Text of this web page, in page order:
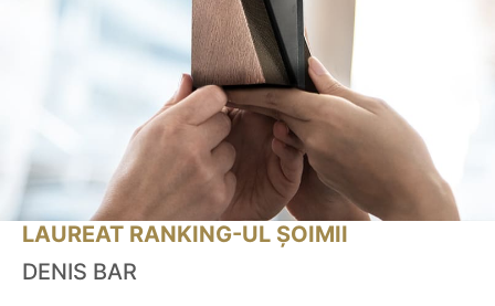
LAUREAT RANKING-UL ȘOIMII
DENIS BAR